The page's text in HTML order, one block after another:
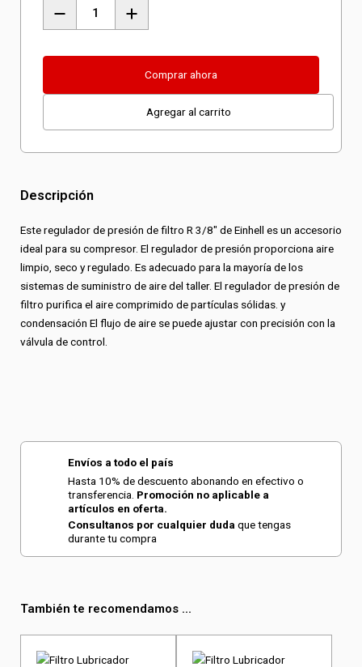
Reductor
R
Comprar ahora
Agregar al carrito
Descripción
Este regulador de presión de filtro R 3/8″ de Einhell es un accesorio
ideal para su compresor. El regulador de presión proporciona aire
limpio, seco y regulado. Es adecuado para la mayoría de los
sistemas de suministro de aire del taller. El regulador de presión de
filtro purifica el aire comprimido de partículas sólidas. y
condensación El flujo de aire se puede ajustar con precisión con la
válvula de control.
Envíos a todo el país
Hasta 10% de descuento abonando en efectivo o
transferencia. Promoción no aplicable a
artículos en oferta.
Consultanos por cualquier duda que tengas
durante tu compra
También te recomendamos ...